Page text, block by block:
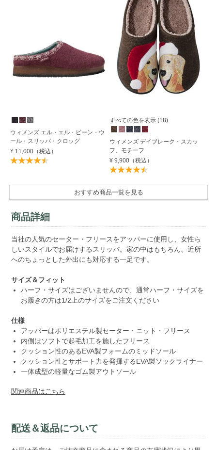
ウィメンズ エル・エル・ビーン・ウ
ール・スリッパ・クロッグ
¥ 11,000（税込）
すべての色を表示 (18)
ウィメンズ デイブレーク・スカッ
フ、モチーフ
¥ 9,900 （税込）
おすすめ商品一覧を見る
商品詳細
当社の人気のセーター・フリースをアッパーに使用し、女性ら
しいスタイルでお届けするスリッパ。家の中はもちろん、近所
へのちょっとした外出にも対応する一足です。
サイズ＆フィット
ハーフ・サイズはございませんので、通常ハーフ・サイズを
お履きの方は1/2上のサイズをご注文ください
仕様
アッパーはポリエステル製セーター・ニット・フリース
内側はソフトで起毛加工を施したフリース
クッション性のあるEVA製フォームのミッドソール
クッション性とサポート力を発揮するEVA製ソックライナー
一体成型の軽量なゴム製アウトソール
関連商品はこちら
配送＆返品について